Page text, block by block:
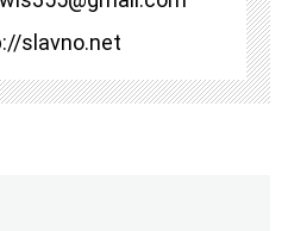
slavno.net